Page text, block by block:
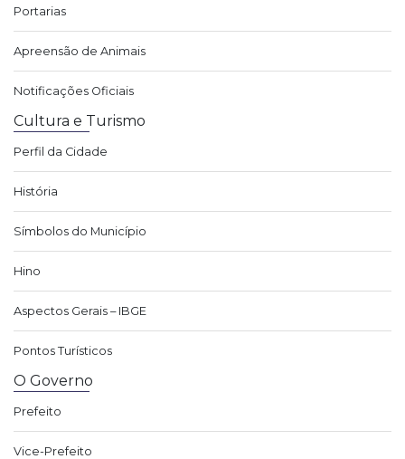
Portarias
Apreensão de Animais
Notificações Oficiais
Cultura e Turismo
Perfil da Cidade
História
Símbolos do Município
Hino
Aspectos Gerais – IBGE
Pontos Turísticos
O Governo
Prefeito
Vice-Prefeito